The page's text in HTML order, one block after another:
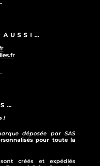
AUSSI…
!
déposée par SAS
pour toute la
créés et expédiés